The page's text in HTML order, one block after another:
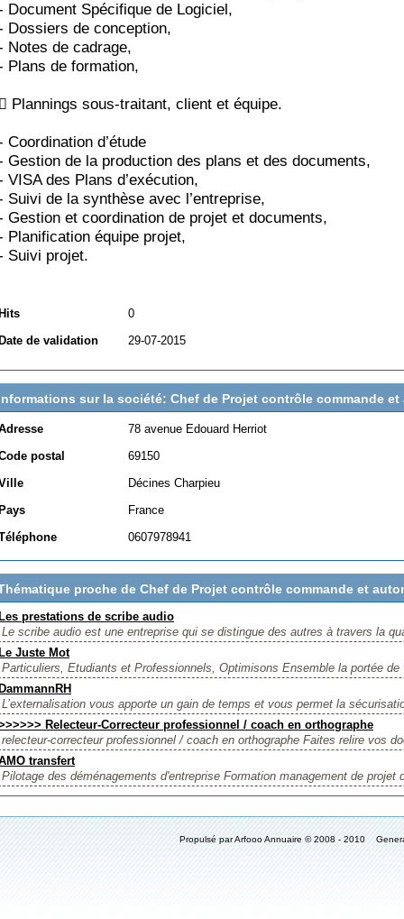
Document Spécifique de Logiciel,
Dossiers de conception,
Notes de cadrage,
Plans de formation,
Plannings sous-traitant, client et équipe.
Coordination d’étude
Gestion de la production des plans et des documents,
VISA des Plans d’exécution,
Suivi de la synthèse avec l’entreprise,
Gestion et coordination de projet et documents,
Planification équipe projet,
Suivi projet.
0
de validation
29-07-2015
sur la société: Chef de Projet contrôle commande et
78 avenue Edouard Herriot
postal
69150
Décines Charpieu
France
0607978941
proche de Chef de Projet contrôle commande et
prestations de scribe audio
Le scribe audio est une entreprise qui se distingue des autres à travers la
Juste Mot
Particuliers, Etudiants et Professionnels, Optimisons Ensemble la portée
L’externalisation vous apporte un gain de temps et vous permet la
Relecteur-Correcteur professionnel / coach en orthographe
relecteur-correcteur professionnel / coach en orthographe Faites relire vos
transfert
Pilotage des déménagements d'entreprise Formation management de projet
Propulsé par Arfooo Annuaire © 2008 - 2010